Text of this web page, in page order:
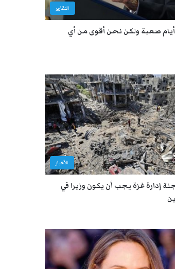
التقارير
صعبة ولكن نحن أقوى من أي
الأخبار
إدارة غزة يجب أن يكون وزيرا في